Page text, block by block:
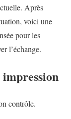
Après
voici une
pour les
l’échange.
contrôle.